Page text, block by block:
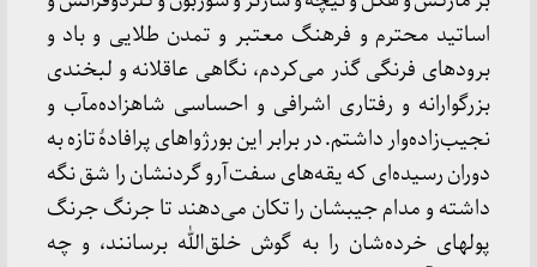
اساتید محترم و فرهنگ معتبر و تمدن طلایی و باد و
برودهای فرنگی گذر می‌کردم، نگاهی عاقلانه و لبخندی
بزرگوارانه و رفتاری اشرافی و احساسی شاهزاده‌مآب و
نجیب‌زاده‌وار داشتم. در برابر این بورژواهای پرافادۀ تازه به
دوران رسیده‌ای که یقه‌های سفت‌آرو گردنشان را شق نگه
داشته و مدام جیبشان را تکان می‌دهند تا جرنگ جرنگ
پولهای خرده‌شان را به گوش خلق‌الله برسانند، و چه